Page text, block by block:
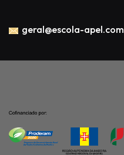
geral@escola-apel.com